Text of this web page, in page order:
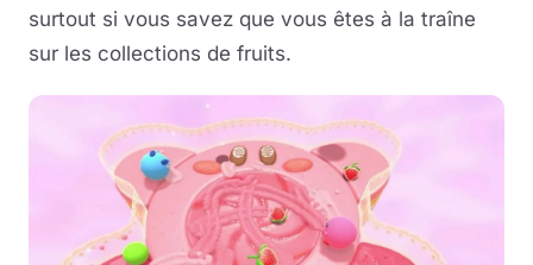
surtout si vous savez que vous êtes à la traîne
sur les collections de fruits.